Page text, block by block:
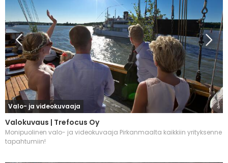
Valo- ja videokuvaaja
Valokuvaus | Trefocus Oy
Monipuolinen valo- ja videokuvaaja Pirkanmaalta kaikkiin yrityksenne
tapahtumiin!